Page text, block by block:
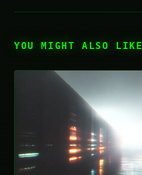
YOU MIGHT ALSO LIKE